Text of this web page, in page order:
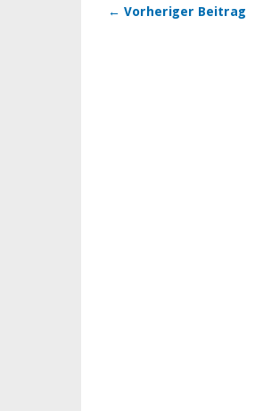
← Vorheriger Beitrag